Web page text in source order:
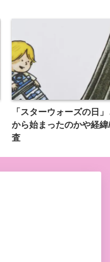
「スターウォーズの日
から始まったのかや経
査